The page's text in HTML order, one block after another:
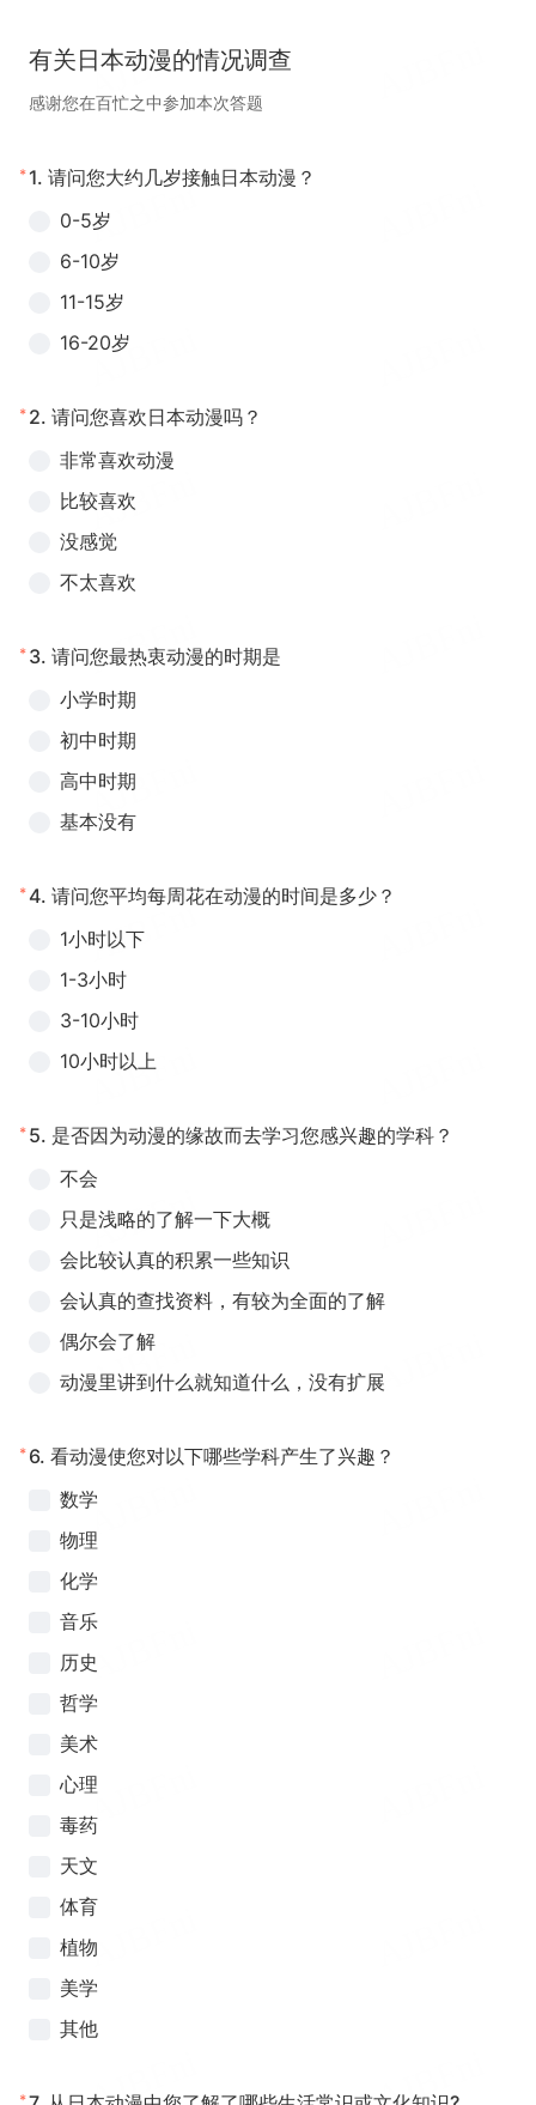
有关日本动漫的情况调查
感谢您在百忙之中参加本次答题
* 1. 请问您大约几岁接触日本动漫？
0-5岁
6-10岁
11-15岁
16-20岁
* 2. 请问您喜欢日本动漫吗？
非常喜欢动漫
比较喜欢
没感觉
不太喜欢
* 3. 请问您最热衷动漫的时期是
小学时期
初中时期
高中时期
基本没有
* 4. 请问您平均每周花在动漫的时间是多少？
1小时以下
1-3小时
3-10小时
10小时以上
* 5. 是否因为动漫的缘故而去学习您感兴趣的学科？
不会
只是浅略的了解一下大概
会比较认真的积累一些知识
会认真的查找资料，有较为全面的了解
偶尔会了解
动漫里讲到什么就知道什么，没有扩展
* 6. 看动漫使您对以下哪些学科产生了兴趣？
数学
物理
化学
音乐
历史
哲学
美术
心理
毒药
天文
体育
植物
美学
其他
*